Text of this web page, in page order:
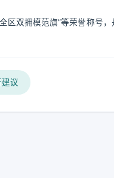
区双拥模范旗”等荣誉称号
建议